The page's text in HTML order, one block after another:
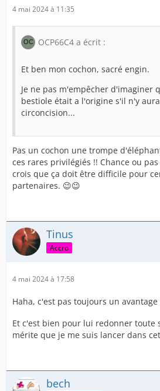
4 mai 2024 à 11:35
OCP66C4 a écrit :
Et ben mon cochon, sacré engin.
Je ne pas m'empêcher d'imaginer
bestiole était a l'origine s'il n'y
circoncision...
Pas un cochon une trompe
ces rares privilégiés !! Chance ou
crois que ça doit être difficile pour
partenaires. 😉😉
Tinus
Accro
4 mai 2024 à 17:58
Haha, c'est pas toujours un avantage
Et c'est bien pour lui redonner toute
mérite que je me suis lancer dans
bech